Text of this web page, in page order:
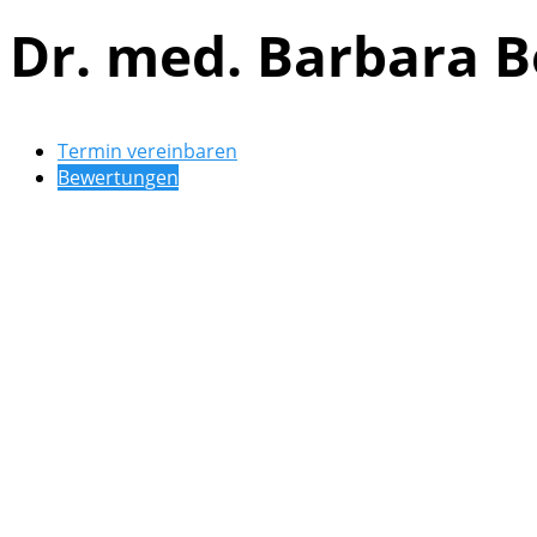
Dr. med. Barbara
Termin vereinbaren
Bewertungen